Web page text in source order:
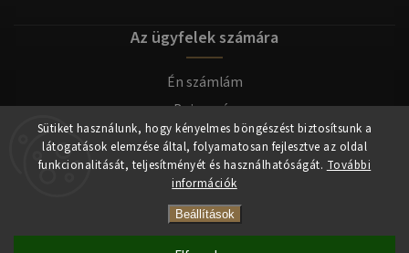
Sütiket használunk, hogy kényelmes böngészést biztosítsunk a
látogatások elemzése által, folyamatosan fejlesztve az oldal
funkcionalitását, teljesítményét és használhatóságát. További
információk
Beállítások
Az ügyfelek számára
Én számlám
Bejegyzés
Bejelentkezés
Copyright 2026tomilla.hu. Minden jog fenntartva.